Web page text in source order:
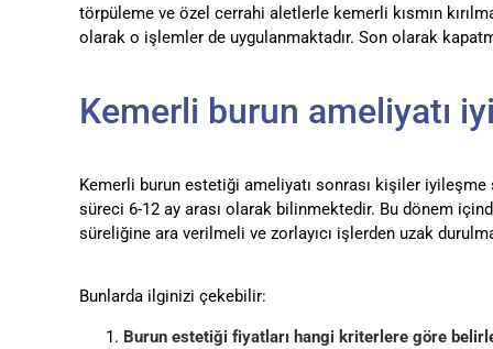
törpüleme ve özel cerrahi aletlerle kemerli kısmın
olarak o işlemler de uygulanmaktadır. Son olarak
Kemerli burun ameliyatı
Kemerli burun estetiği ameliyatı sonrası kişiler
süreci 6-12 ay arası olarak bilinmektedir. Bu dönem
süreliğine ara verilmeli ve zorlayıcı işlerden uzak
Bunlarda ilginizi çekebilir:
Burun estetiği fiyatları hangi kriterlere göre